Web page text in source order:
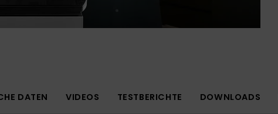
DATEN VIDEOS TESTBERICHTE DOWNLOADS